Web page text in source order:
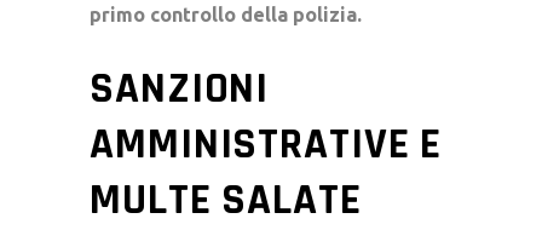
primo controllo della polizia.
SANZIONI
AMMINISTRATIVE E
MULTE SALATE